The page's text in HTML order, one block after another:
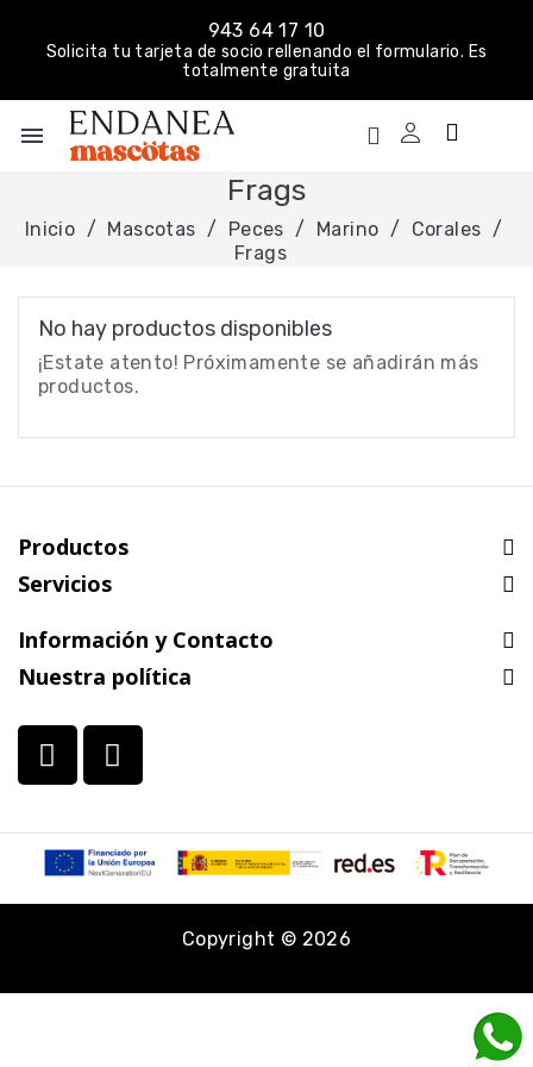
943 64 17 10
Solicita tu tarjeta de socio rellenando el formulario. Es
totalmente gratuita
menu
Frags
Inicio Mascotas Peces Marino
Corales
Frags
No hay productos disponibles
¡Estate atento! Próximamente se añadirán más
productos.
Productos
Servicios
Información y Contacto
Nuestra política
Copyright © 2026